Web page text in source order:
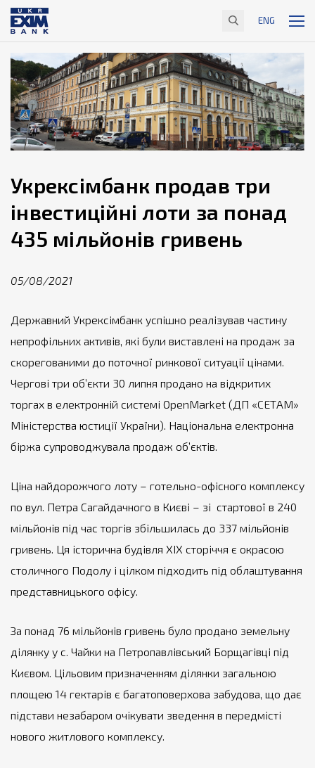
ENG
Укрексімбанк продав три
інвестиційні лоти за понад
435 мільйонів гривень
05/08/2021
Державний Укрексімбанк успішно реалізував частину
непрофільних активів, які були виставлені на продаж за
скорегованими до поточної ринкової ситуації цінами.
Чергові три об’єкти 30 липня продано на відкритих
торгах в електронній системі OpenMarket (ДП «СЕТАМ»
Міністерства юстиції України). Національна електронна
біржа супроводжувала продаж об’єктів.
Ціна найдорожчого лоту – готельно-офісного комплексу
по вул. Петра Сагайдачного в Києві – зі стартової в 240
мільйонів під час торгів збільшилась до 337 мільйонів
гривень. Ця історична будівля ХІХ сторіччя є окрасою
столичного Подолу і цілком підходить під облаштування
представницького офісу.
За понад 76 мільйонів гривень було продано земельну
ділянку у с. Чайки на Петропавлівський Борщагівці під
Києвом. Цільовим призначенням ділянки загальною
площею 14 гектарів є багатоповерхова забудова, що дає
підстави незабаром очікувати зведення в передмісті
нового житлового комплексу.